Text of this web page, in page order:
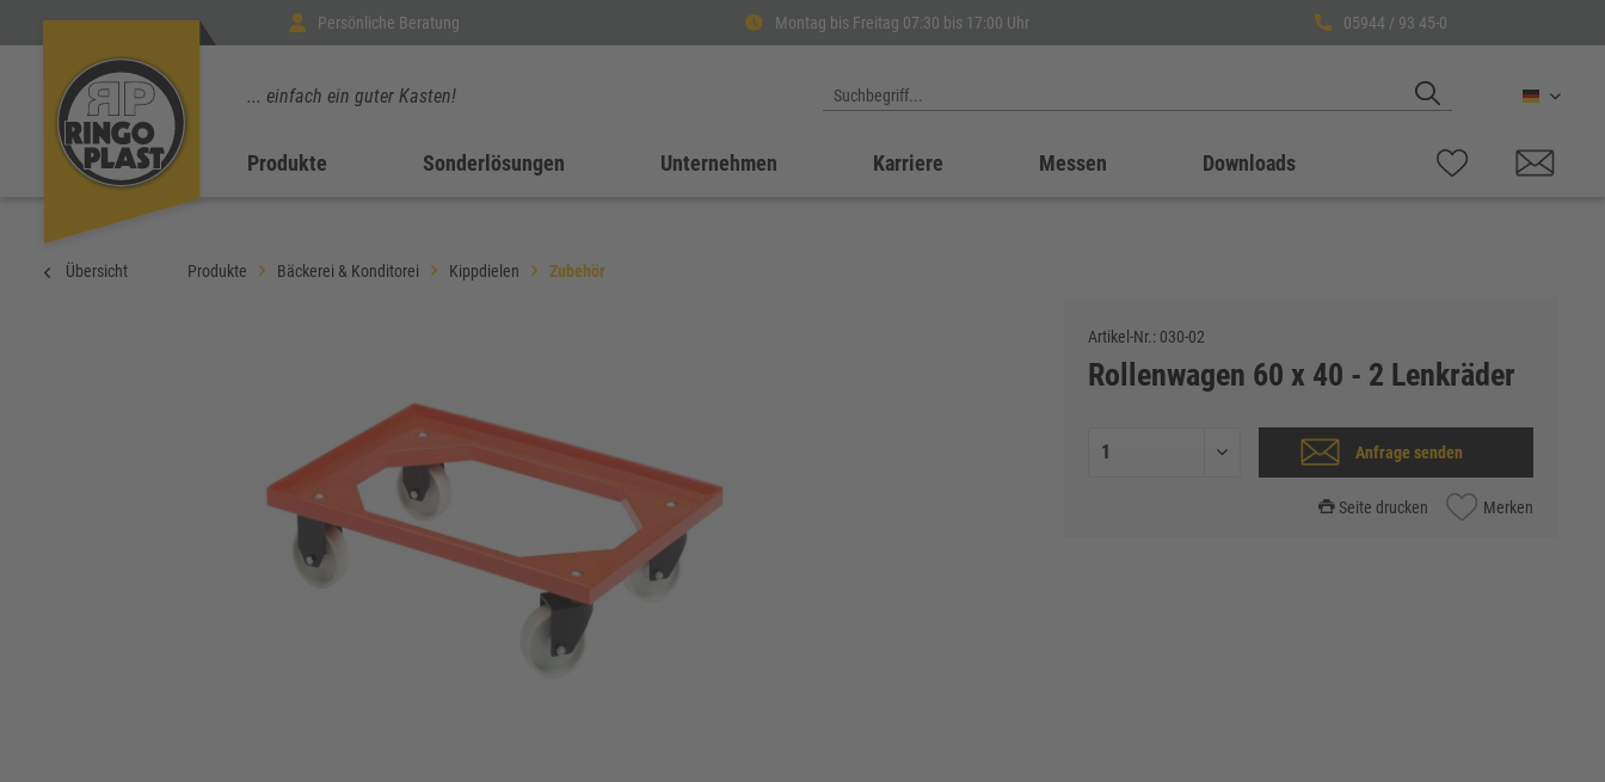
Persönliche Beratung Montag bis Freitag 07:30 bis 17:00 Uhr 05944 / 93 45-0
... einfach ein guter Kasten! Deutsch
Produkte Sonderlösungen Unternehmen Karriere Messen Downloads
Übersicht Produkte Bäckerei & Konditorei Kippdielen Zubehör
Artikel-Nr.: 030-02
Rollenwagen 60 x 40 - 2 Lenkräder
Anfrage senden
Seite drucken Merken